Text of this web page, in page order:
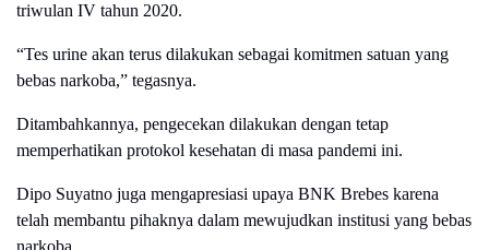
triwulan IV tahun 2020.
“Tes urine akan terus dilakukan sebagai komitmen satuan yang
bebas narkoba,” tegasnya.
Ditambahkannya, pengecekan dilakukan dengan tetap
memperhatikan protokol kesehatan di masa pandemi ini.
Dipo Suyatno juga mengapresiasi upaya BNK Brebes karena
telah membantu pihaknya dalam mewujudkan institusi yang bebas